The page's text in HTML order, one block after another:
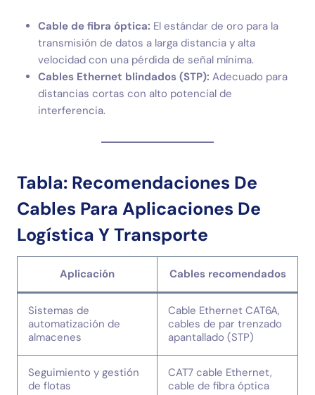
Cable de fibra óptica: El estándar de oro para la
transmisión de datos a larga distancia y alta
velocidad con una pérdida de señal mínima.
Cables Ethernet blindados (STP): Adecuado para
distancias cortas con alto potencial de
interferencia.
Tabla: Recomendaciones De
Cables Para Aplicaciones De
Logística Y Transporte
Aplicación Cables recomendados
Sistemas de
automatización de
almacenes
Cable Ethernet CAT6A,
cables de par trenzado
apantallado (STP)
Seguimiento y gestión
de flotas
CAT7 cable Ethernet,
cable de fibra óptica